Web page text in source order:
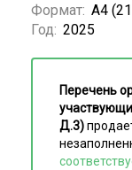
Формат: А4
Год: 2025
Перечень
Д.3)